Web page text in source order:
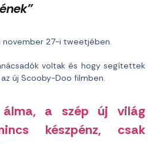
november 27-i tweetjében.
voltak és hogy segítettek
új Scooby-Doo filmben.
álma, a szép új világ
készpénz, csak